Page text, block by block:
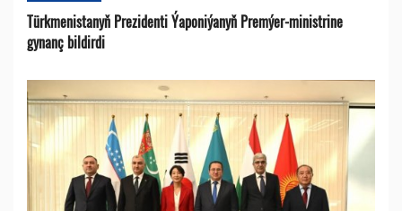
Türkmenistanyň Prezidenti Ýaponiýanyň Premýer-ministrine
gynanç bildirdi